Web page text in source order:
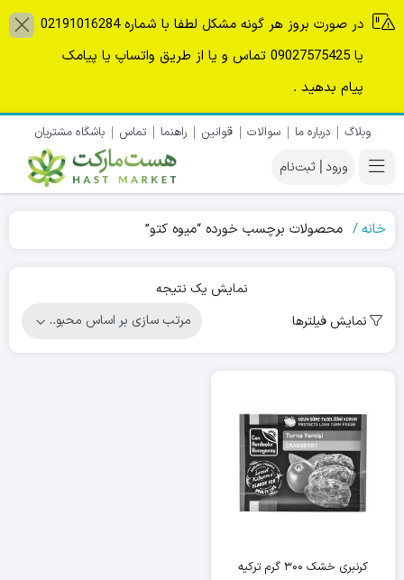
در صورت بروز هر گونه مشکل لطفا با شماره 02191016284
یا 09027575425 تماس و یا از طریق واتساپ یا پیامک
پیام بدهید .
وبلاگ درباره ما سوالات قوانین راهنما تماس باشگاه مشتریان
|
خانه محصولات برچسب خورده “میوه کتو”
نمایش یک نتیجه
نمایش فیلترها
کرنبری خشک ۳۰۰ گرم ترکیه